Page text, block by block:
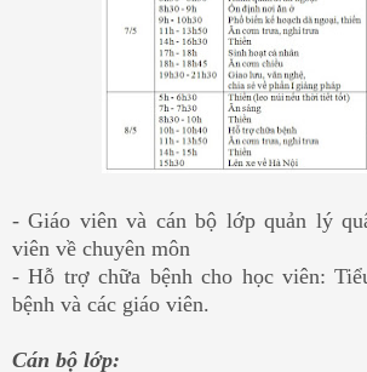
- Giáo viên và cán bộ lớp quản lý
viên về chuyên môn
- Hỗ trợ chữa bệnh cho học viên:
bệnh và các giáo viên.
Cán bộ lớp: